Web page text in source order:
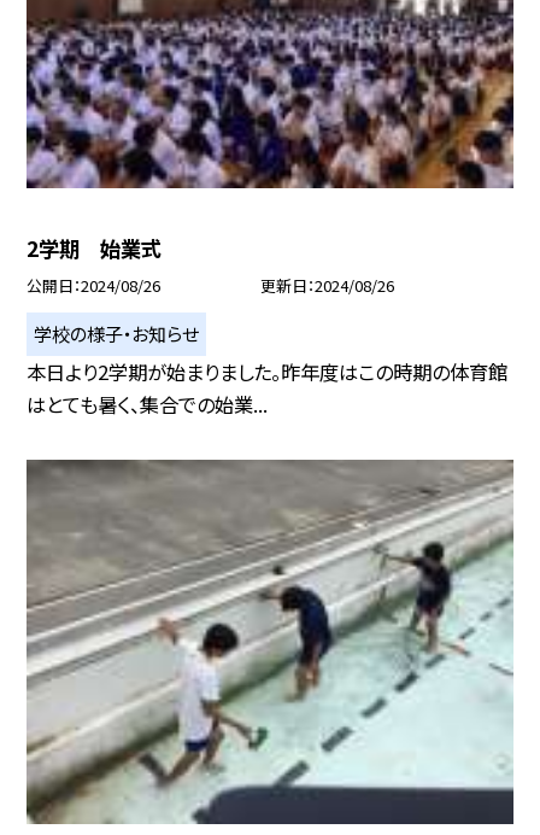
2学期 始業式
公開日 2024/08/26 更新日 2024/08/26
学校の様子・お知らせ
本日より2学期が始まりました。昨年度はこの時期の体育館
はとても暑く、集合での始業...